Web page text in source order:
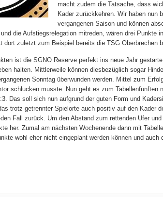
macht zudem die Tatsache, dass
Kader zurückkehren. Wir haben nun
vergangenen Saison und können
die Aufstiegsrelegation mitreden, wären drei Punkte
dort zuletzt zum Beispiel bereits die TSG Oberbrechen
ist die SGNO Reserve perfekt ins neue Jahr
halten. Mittlerweile können diesbezüglich sogar
Sonntag überwunden werden. Mittel zum
schlucken musste. Nun geht es zum
Das soll sich nun aufgrund der guten Form und
trotz getrennter Spielorte auch positiv auf den Kader
Fall zurück. Um den Abstand zum rettenden Ufer
her. Zumal am nächsten Wochenende dann mit
wohl eher nicht eingeplant werden können und